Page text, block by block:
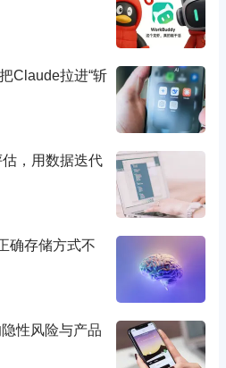
Claude拉进“斩
，用数据迭代
确存储方式不
性风险与产品